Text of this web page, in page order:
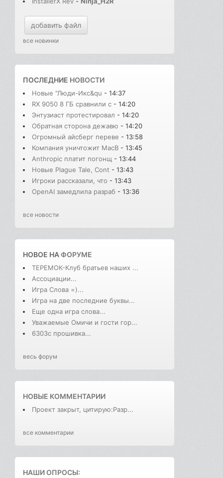
добавить файл
все новинки
ПОСЛЕДНИЕ НОВОСТИ
Новые "Люди-Икс&qu - 14:37
RX 9050 8 ГБ сравнили с - 14:20
Энтузиаст протестировал - 14:20
Обратная сторона дежавю - 14:20
Огромный айсберг переве - 13:58
Компания уничтожит MacB - 13:45
Anthropic платит погонщ - 13:44
Новые Plague Tale, Cont - 13:43
Игроки рассказали, что - 13:43
OpenAI замедлила разраб - 13:36
все новости
НОВОЕ НАФОРУМЕ
ТЕРЕМОК-Клуб братьев наших ...
Ассоциации...
Игра Слова =)...
Игра на две последние буквы...
Еще одна игра слова...
Уважаемые Омичи и гости гор...
6303с прошивка...
весь форум
НОВЫЕ КОММЕНТАРИИ
Проект закрыт, цитирую:Разр...
все комментарии
НАШИ ОПРОСЫ: